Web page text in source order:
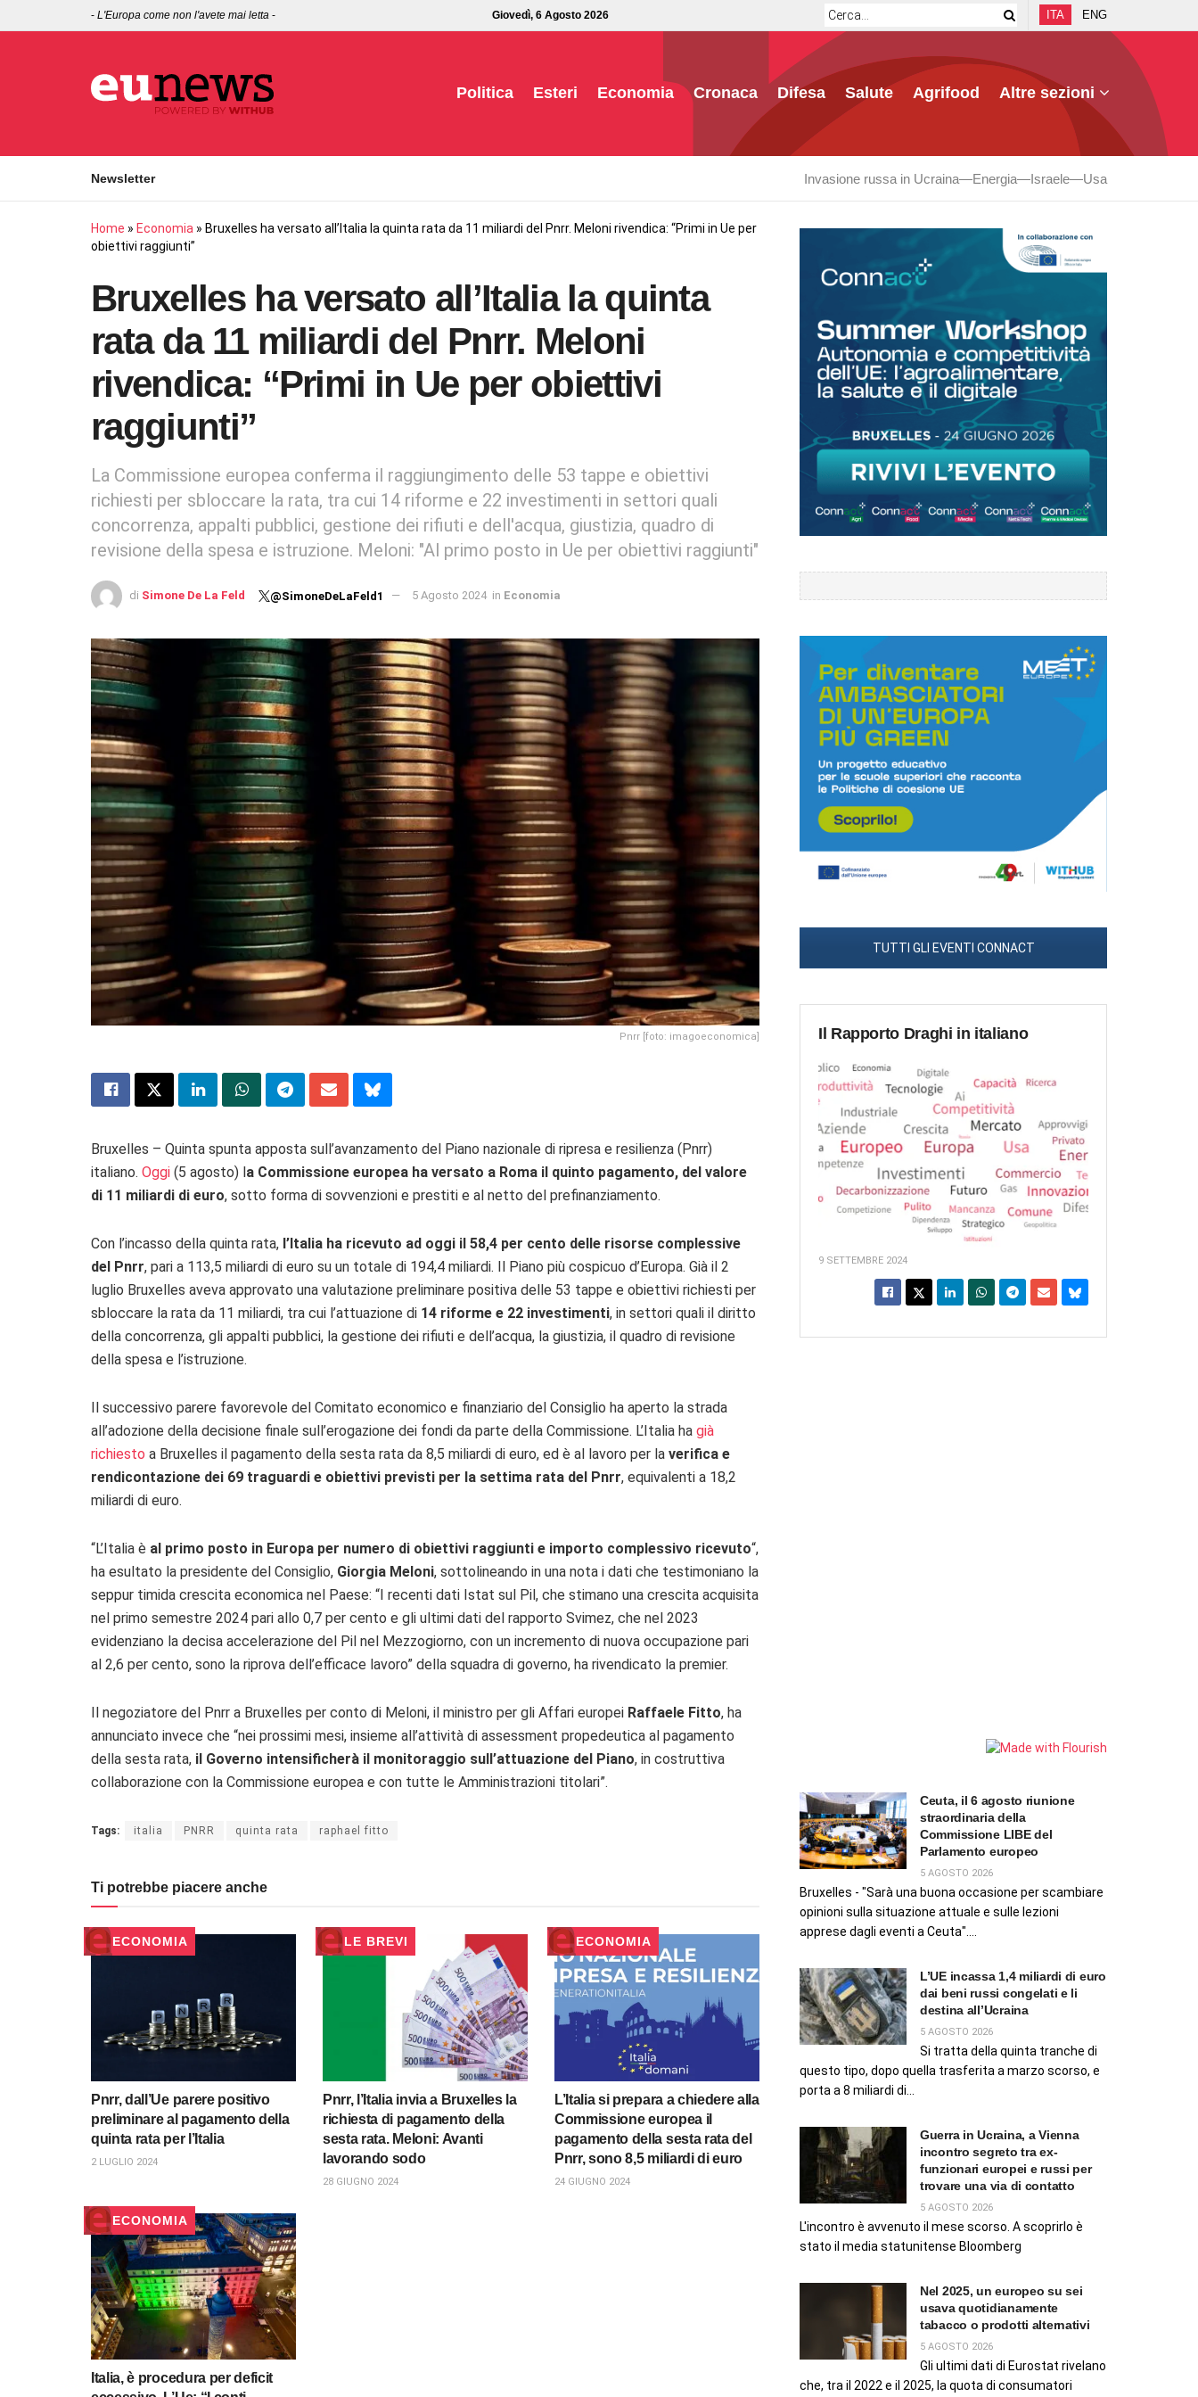
- L'Europa come non l'avete mai letta - Giovedì, 6 Agosto 2026 ITA ENG
Politica Esteri Economia Cronaca Difesa Salute Agrifood Altre sezioni
Newsletter Invasione russa in Ucraina Energia Israele Usa
Home » Economia » Bruxelles ha versato all’Italia la quinta rata da 11 miliardi del Pnrr. Meloni rivendica: “Primi in Ue per
obiettivi raggiunti”
Bruxelles ha versato all’Italia la quinta
rata da 11 miliardi del Pnrr. Meloni
rivendica: “Primi in Ue per obiettivi
raggiunti”
La Commissione europea conferma il raggiungimento delle 53 tappe e obiettivi
richiesti per sbloccare la rata, tra cui 14 riforme e 22 investimenti in settori quali
concorrenza, appalti pubblici, gestione dei rifiuti e dell'acqua, giustizia, quadro di
revisione della spesa e istruzione. Meloni: "Al primo posto in Ue per obiettivi raggiunti"
di Simone De La Feld @SimoneDeLaFeld1 5 Agosto 2024 in Economia
Pnrr [foto: imagoeconomica]
Bruxelles – Quinta spunta apposta sull’avanzamento del Piano nazionale di ripresa e resilienza (Pnrr)
italiano. Oggi (5 agosto) l a Commissione europea ha versato a Roma il quinto pagamento, del valore
di 11 miliardi di euro, sotto forma di sovvenzioni e prestiti e al netto del prefinanziamento.
Con l’incasso della quinta rata, l’Italia ha ricevuto ad oggi il 58,4 per cento delle risorse complessive
del Pnrr, pari a 113,5 miliardi di euro su un totale di 194,4 miliardi. Il Piano più cospicuo d’Europa. Già il 2
luglio Bruxelles aveva approvato una valutazione preliminare positiva delle 53 tappe e obiettivi richiesti per
sbloccare la rata da 11 miliardi, tra cui l’attuazione di 14 riforme e 22 investimenti, in settori quali il diritto
della concorrenza, gli appalti pubblici, la gestione dei rifiuti e dell’acqua, la giustizia, il quadro di revisione
della spesa e l’istruzione.
Il successivo parere favorevole del Comitato economico e finanziario del Consiglio ha aperto la strada
all’adozione della decisione finale sull’erogazione dei fondi da parte della Commissione. L’Italia ha già
richiesto a Bruxelles il pagamento della sesta rata da 8,5 miliardi di euro, ed è al lavoro per la verifica e
rendicontazione dei 69 traguardi e obiettivi previsti per la settima rata del Pnrr, equivalenti a 18,2
miliardi di euro.
“L’Italia è al primo posto in Europa per numero di obiettivi raggiunti e importo complessivo ricevuto“,
ha esultato la presidente del Consiglio, Giorgia Meloni, sottolineando in una nota i dati che testimoniano la
seppur timida crescita economica nel Paese: “I recenti dati Istat sul Pil, che stimano una crescita acquisita
nel primo semestre 2024 pari allo 0,7 per cento e gli ultimi dati del rapporto Svimez, che nel 2023
evidenziano la decisa accelerazione del Pil nel Mezzogiorno, con un incremento di nuova occupazione pari
al 2,6 per cento, sono la riprova dell’efficace lavoro” della squadra di governo, ha rivendicato la premier.
Il negoziatore del Pnrr a Bruxelles per conto di Meloni, il ministro per gli Affari europei Raffaele Fitto, ha
annunciato invece che “nei prossimi mesi, insieme all’attività di assessment propedeutica al pagamento
della sesta rata, il Governo intensificherà il monitoraggio sull’attuazione del Piano, in costruttiva
collaborazione con la Commissione europea e con tutte le Amministrazioni titolari”.
Tags: italia PNRR quinta rata raphael fitto
Ti potrebbe piacere anche
ECONOMIA
Pnrr, dall’Ue parere positivo
preliminare al pagamento della
quinta rata per l’Italia
2 LUGLIO 2024
LE BREVI
Pnrr, l’Italia invia a Bruxelles la
richiesta di pagamento della
sesta rata. Meloni: Avanti
lavorando sodo
28 GIUGNO 2024
ECONOMIA
L’Italia si prepara a chiedere alla
Commissione europea il
pagamento della sesta rata del
Pnrr, sono 8,5 miliardi di euro
24 GIUGNO 2024
ECONOMIA
Italia, è procedura per deficit
TUTTI GLI EVENTI CONNACT
Il Rapporto Draghi in italiano
9 SETTEMBRE 2024
Ceuta, il 6 agosto riunione
straordinaria della
Commissione LIBE del
Parlamento europeo
5 AGOSTO 2026
Bruxelles - "Sarà una buona occasione per scambiare
opinioni sulla situazione attuale e sulle lezioni
apprese dagli eventi a Ceuta"....
L’UE incassa 1,4 miliardi di euro
dai beni russi congelati e li
destina all’Ucraina
5 AGOSTO 2026
Si tratta della quinta tranche di
questo tipo, dopo quella trasferita a marzo scorso, e
porta a 8 miliardi di...
Guerra in Ucraina, a Vienna
incontro segreto tra ex-
funzionari europei e russi per
trovare una via di contatto
5 AGOSTO 2026
L'incontro è avvenuto il mese scorso. A scoprirlo è
stato il media statunitense Bloomberg
Nel 2025, un europeo su sei
usava quotidianamente
tabacco o prodotti alternativi
5 AGOSTO 2026
Gli ultimi dati di Eurostat rivelano
che, tra il 2022 e il 2025, la quota di consumatori